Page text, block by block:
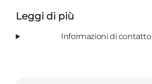
Leggi di più
Informazioni di contatto